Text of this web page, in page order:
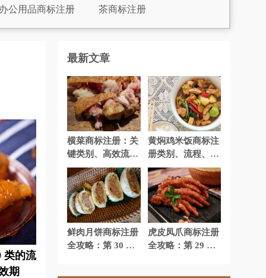
公用品商标注册 茶商标注册
干果商标注册
花商标注册
家居商标注册
册 咖啡商标注册
奶茶商标注册 能源商标注册
车配件商标注册 肉菜商标注册
水商标注册 绳网袋篷商标注册
册 糖果商标注册 玩具商标注册
商标注册
类的流
期
最新文章
横菜商标注册：关
键类别、高效流程
与超值费用全解析
黄焖鸡米饭商标注
册类别、流程、费
用详解全攻略
鲜肉月饼商标注册
全攻略：第 30 类
虎皮凤爪商标注册
全攻略：第 29 类